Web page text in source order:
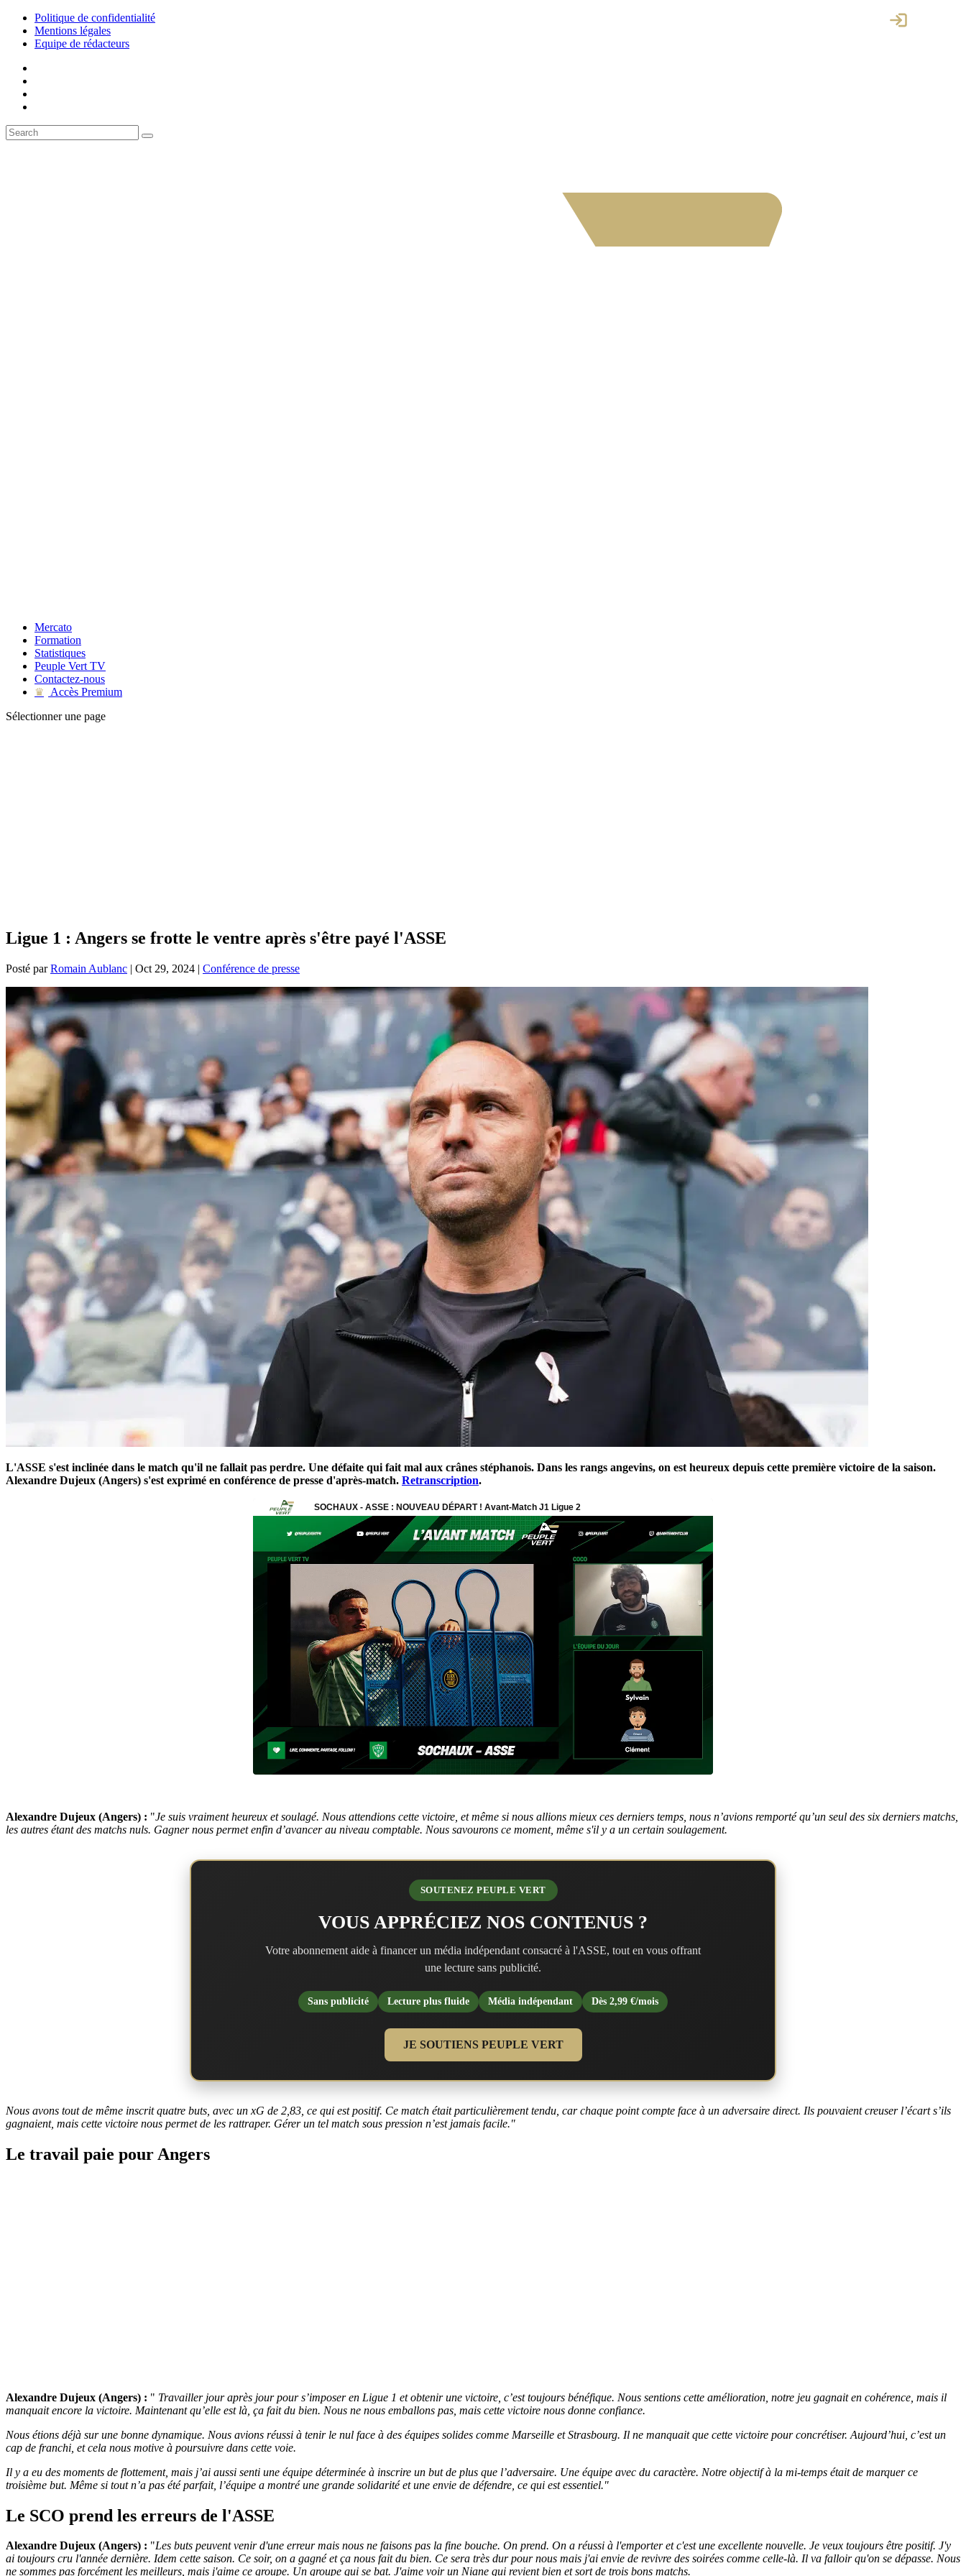
Politique de confidentialité
Mentions légales
Equipe de rédacteurs
Mercato
Formation
Statistiques
Peuple Vert TV
Contactez-nous
♛
Accès Premium
Sélectionner une page
Ligue 1 : Angers se frotte le ventre après s'être payé l'ASSE
Posté parRomain Aublanc | Oct 29, 2024 | Conférence de presse
L'ASSE s'est inclinée dans le match qu'il ne fallait pas perdre. Une défaite qui fait mal aux crânes stéphanois. Dans les rangs angevins, on est heureux depuis cette première victoire de la saison.
Alexandre Dujeux (Angers) s'est exprimé en conférence de presse d'après-match. Retranscription.
Alexandre Dujeux (Angers) : "Je suis vraiment heureux et soulagé. Nous attendions cette victoire, et même si nous allions mieux ces derniers temps, nous n’avions remporté qu’un seul des six derniers matchs,
les autres étant des matchs nuls. Gagner nous permet enfin d’avancer au niveau comptable. Nous savourons ce moment, même s'il y a un certain soulagement.
SOUTENEZ PEUPLE VERT
VOUS APPRÉCIEZ NOS CONTENUS ?
Votre abonnement aide à financer un média indépendant consacré à l'ASSE, tout en vous offrant
une lecture sans publicité.
Sans publicité Lecture plus fluide Média indépendant Dès 2,99 €/mois
JE SOUTIENS PEUPLE VERT
Nous avons tout de même inscrit quatre buts, avec un xG de 2,83, ce qui est positif. Ce match était particulièrement tendu, car chaque point compte face à un adversaire direct. Ils pouvaient creuser l’écart s’ils
gagnaient, mais cette victoire nous permet de les rattraper. Gérer un tel match sous pression n’est jamais facile."
Le travail paie pour Angers
Alexandre Dujeux (Angers) : " Travailler jour après jour pour s’imposer en Ligue 1 et obtenir une victoire, c’est toujours bénéfique. Nous sentions cette amélioration, notre jeu gagnait en cohérence, mais il
manquait encore la victoire. Maintenant qu’elle est là, ça fait du bien. Nous ne nous emballons pas, mais cette victoire nous donne confiance.
Nous étions déjà sur une bonne dynamique. Nous avions réussi à tenir le nul face à des équipes solides comme Marseille et Strasbourg. Il ne manquait que cette victoire pour concrétiser. Aujourd’hui, c’est un
cap de franchi, et cela nous motive à poursuivre dans cette voie.
Il y a eu des moments de flottement, mais j’ai aussi senti une équipe déterminée à inscrire un but de plus que l’adversaire. Une équipe avec du caractère. Notre objectif à la mi-temps était de marquer ce
troisième but. Même si tout n’a pas été parfait, l’équipe a montré une grande solidarité et une envie de défendre, ce qui est essentiel."
Le SCO prend les erreurs de l'ASSE
Alexandre Dujeux (Angers) : "Les buts peuvent venir d'une erreur mais nous ne faisons pas la fine bouche. On prend. On a réussi à l'emporter et c'est une excellente nouvelle. Je veux toujours être positif. J'y
ai toujours cru l'année dernière. Idem cette saison. Ce soir, on a gagné et ça nous fait du bien. Ce sera très dur pour nous mais j'ai envie de revivre des soirées comme celle-là. Il va falloir qu'on se dépasse. Nous
ne sommes pas forcément les meilleurs, mais j'aime ce groupe. Un groupe qui se bat. J'aime voir un Niane qui revient bien et sort de trois bons matchs.